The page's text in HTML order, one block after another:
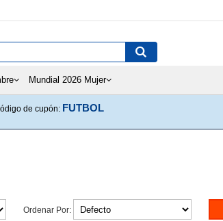
Mundial 2026 Mujer
de cupón: FUTBOL
Ordenar Por: